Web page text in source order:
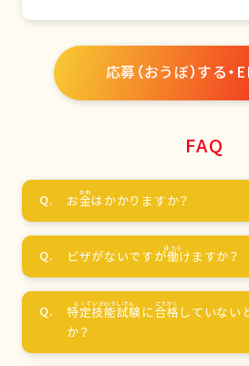
応募（おうぼ）する・
FAQ
お金はかかりますか？
ビザがないですが働けますか？
特定技能試験に合格 していない
か？